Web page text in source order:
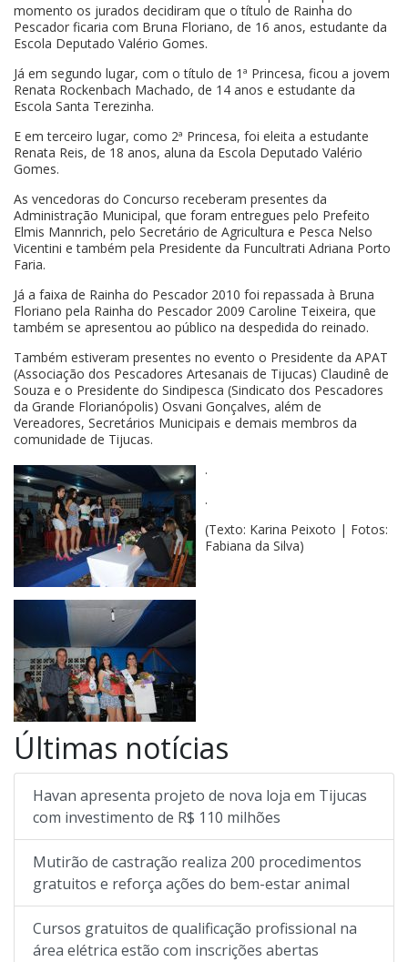
momento os jurados decidiram que o título de Rainha do
Pescador ficaria com Bruna Floriano, de 16 anos, estudante da
Escola Deputado Valério Gomes.
Já em segundo lugar, com o título de 1ª Princesa, ficou a jovem
Renata Rockenbach Machado, de 14 anos e estudante da
Escola Santa Terezinha.
E em terceiro lugar, como 2ª Princesa, foi eleita a estudante
Renata Reis, de 18 anos, aluna da Escola Deputado Valério
Gomes.
As vencedoras do Concurso receberam presentes da
Administração Municipal, que foram entregues pelo Prefeito
Elmis Mannrich, pelo Secretário de Agricultura e Pesca Nelso
Vicentini e também pela Presidente da Funcultrati Adriana Porto
Faria.
Já a faixa de Rainha do Pescador 2010 foi repassada à Bruna
Floriano pela Rainha do Pescador 2009 Caroline Teixeira, que
também se apresentou ao público na despedida do reinado.
Também estiveram presentes no evento o Presidente da APAT
(Associação dos Pescadores Artesanais de Tijucas) Claudinê de
Souza e o Presidente do Sindipesca (Sindicato dos Pescadores
da Grande Florianópolis) Osvani Gonçalves, além de
Vereadores, Secretários Municipais e demais membros da
comunidade de Tijucas.
.
.
(Texto: Karina Peixoto | Fotos:
Fabiana da Silva)
Últimas notícias
Havan apresenta projeto de nova loja em Tijucas
com investimento de R$ 110 milhões
Mutirão de castração realiza 200 procedimentos
gratuitos e reforça ações do bem-estar animal
Cursos gratuitos de qualificação profissional na
área elétrica estão com inscrições abertas